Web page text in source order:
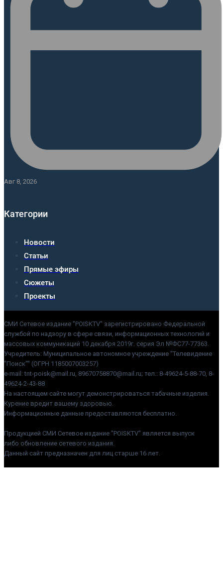
Авг 8, 2026
Категории
Новости
Статьи
Прямые эфиры
Сюжеты
Проекты
СМИ Сетевое издание "POISKTV" зарегистрировано Федеральной
службой по надзору в сфере связи, информационных технологий и
массовых коммуникаций 10 декабря 2019г. серия Эл №ФС77-77363.
Учредитель: Муниципальное автономное учреждение "Телевидение
"Поиск"" (ОГРН 1185007003257)
e-mail: tnt-poisk@mail.ru, 89670758870@mail.ru; тел.: 8-49624-5-88-70, 8-
49624-2-43-88
На настоящем сайте могут демонстрироваться табачные изделия.
Курение вредит вашему здоровью.
Информационные данные предоставляются бесплатно.
Продукцией СМИ Сетевое издание "POISKTV" является выпуск
либо обновление сетевого издания.
Данный сайт предназначен для лиц старше 16 лет.